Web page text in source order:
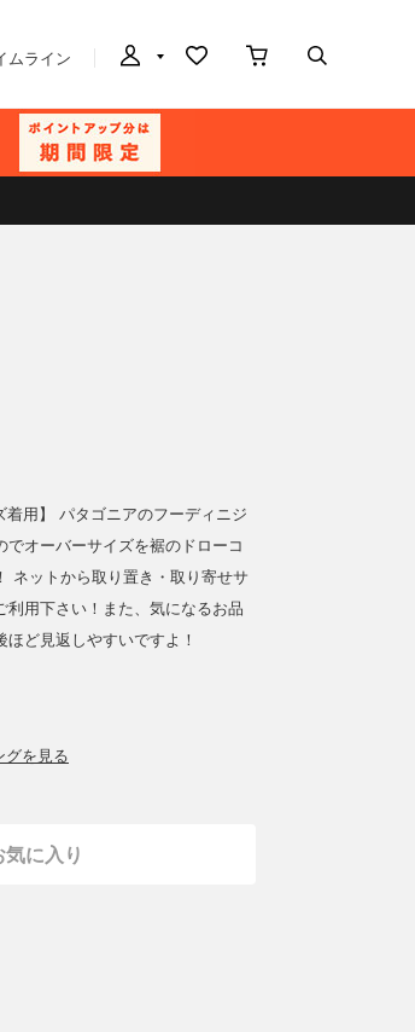
ムライン
着用】 パタゴニアのフーディニジ
オーバーサイズを裾のドローコ
ネットから取り置き・取り寄せサ
用下さい！また、気になるお品
ど見返しやすいですよ！
グを見る
気に入り